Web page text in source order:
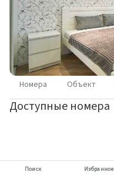
Номера Объект
Доступные номера
Поиск Избранное